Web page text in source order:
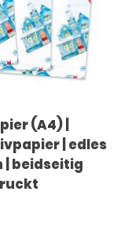
(A4) |
| edles
| beidseitig